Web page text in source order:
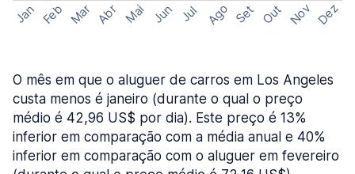
Jan Feb Mar Abr Mai Jun Jul Ago Set Out Nov Dez
O mês em que o aluguer de carros em Los Angeles
custa menos é janeiro (durante o qual o preço
médio é 42,96 US$ por dia). Este preço é 13%
inferior em comparação com a média anual e 40%
inferior em comparação com o aluguer em fevereiro